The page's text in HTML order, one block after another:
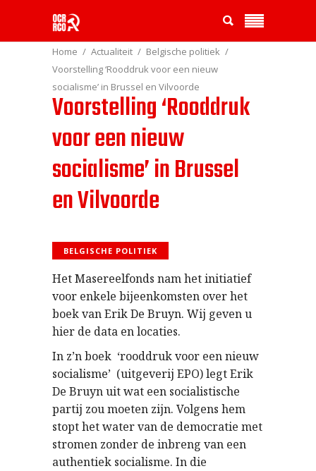
Home Actualiteit
Belgische politiek
Voorstelling ‘Rooddruk voor een nieuw
socialisme’ in Brussel en Vilvoorde
Voorstelling ‘Rooddruk
voor een nieuw
socialisme’ in Brussel
en Vilvoorde
BELGISCHE POLITIEK
Het Masereelfonds nam het initiatief
voor enkele bijeenkomsten over het
boek van Erik De Bruyn. Wij geven u
hier de data en locaties.
In z’n boek ‘rooddruk voor een nieuw
socialisme’ (uitgeverij EPO) legt Erik
De Bruyn uit wat een socialistische
partij zou moeten zijn. Volgens hem
stopt het water van de democratie met
stromen zonder de inbreng van een
authentiek socialisme. In die